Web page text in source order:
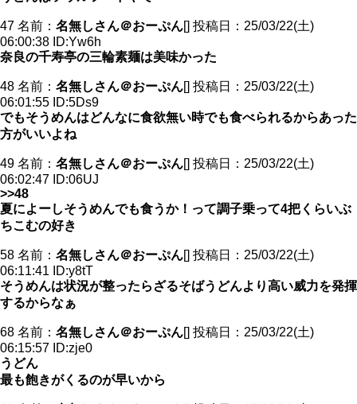
47 名前： 名無しさん＠おーぷん[] 投稿日：25/03/22(土)
06:00:38 ID:Yw6h
奈良の千寿亭の三輪素麺は美味かった
48 名前： 名無しさん＠おーぷん[] 投稿日：25/03/22(土)
06:01:55 ID:5Ds9
でもそうめんはどんなに食欲無い時でも食べられるからあった
方がいいよね
49 名前： 名無しさん＠おーぷん[] 投稿日：25/03/22(土)
06:02:47 ID:06UJ
>>48
夏によーしそうめんでも食うか！って調子乗って4把くらいぶ
ちこむの好き
58 名前： 名無しさん＠おーぷん[] 投稿日：25/03/22(土)
06:11:41 ID:y8tT
そうめんは状況が整ったらざるそばうどんより高い威力を発揮
するからなぁ
68 名前： 名無しさん＠おーぷん[] 投稿日：25/03/22(土)
06:15:57 ID:zje0
うどん
最も飽きがくるのが早いから